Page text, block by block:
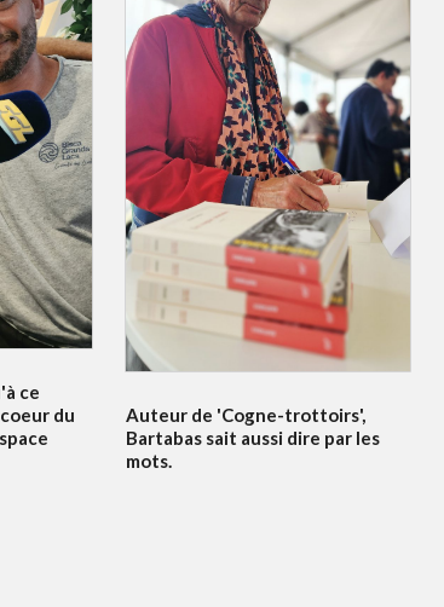
ce
du
Auteur de 'Cogne-trottoirs',
Bartabas sait aussi dire par les
mots.